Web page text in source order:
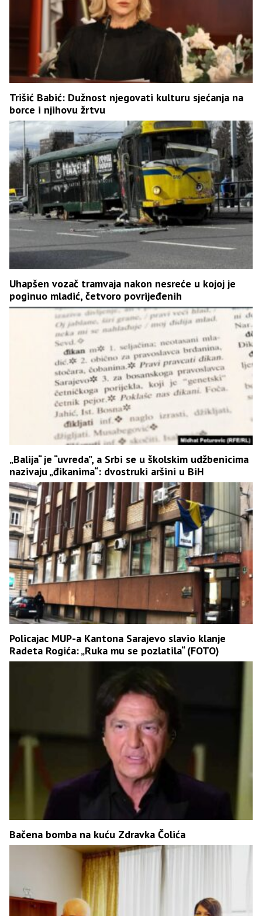
Trišić Babić: Dužnost njegovati kulturu sjećanja na
borce i njihovu žrtvu
Uhapšen vozač tramvaja nakon nesreće u kojoj je
poginuo mladić, četvoro povrijeđenih
„Balija“ je “uvreda”, a Srbi se u školskim udžbenicima
nazivaju „đikanima“: dvostruki aršini u BiH
Policajac MUP-a Kantona Sarajevo slavio klanje
Radeta Rogića: „Ruka mu se pozlatila“ (FOTO)
Bačena bomba na kuću Zdravka Čolića